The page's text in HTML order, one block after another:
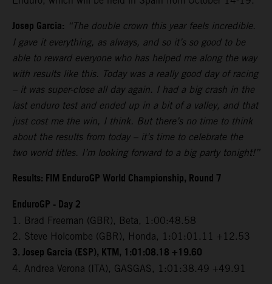
Josep Garcia: “The double crown this year feels incredible.
I gave it everything, as always, and so it’s so good to be
able to reward everyone who has helped me along the way
with results like this. Today was a really good day of racing
– it was super-close all day again. I had a big crash in the
last enduro test and ended up in a bit of a valley, and that
just cost me the win, I think. But there’s no time to think
about the results from today – it’s time to celebrate the
two world titles. I’m looking forward to a big party tonight!”
Results: FIM EnduroGP World Championship, Round 7
EnduroGP - Day 2
1. Brad Freeman (GBR), Beta, 1:00:48.58
2. Steve Holcombe (GBR), Honda, 1:01:01.11 +12.53
3. Josep Garcia (ESP), KTM, 1:01:08.18 +19.60
4. Andrea Verona (ITA), GASGAS, 1:01:38.49 +49.91